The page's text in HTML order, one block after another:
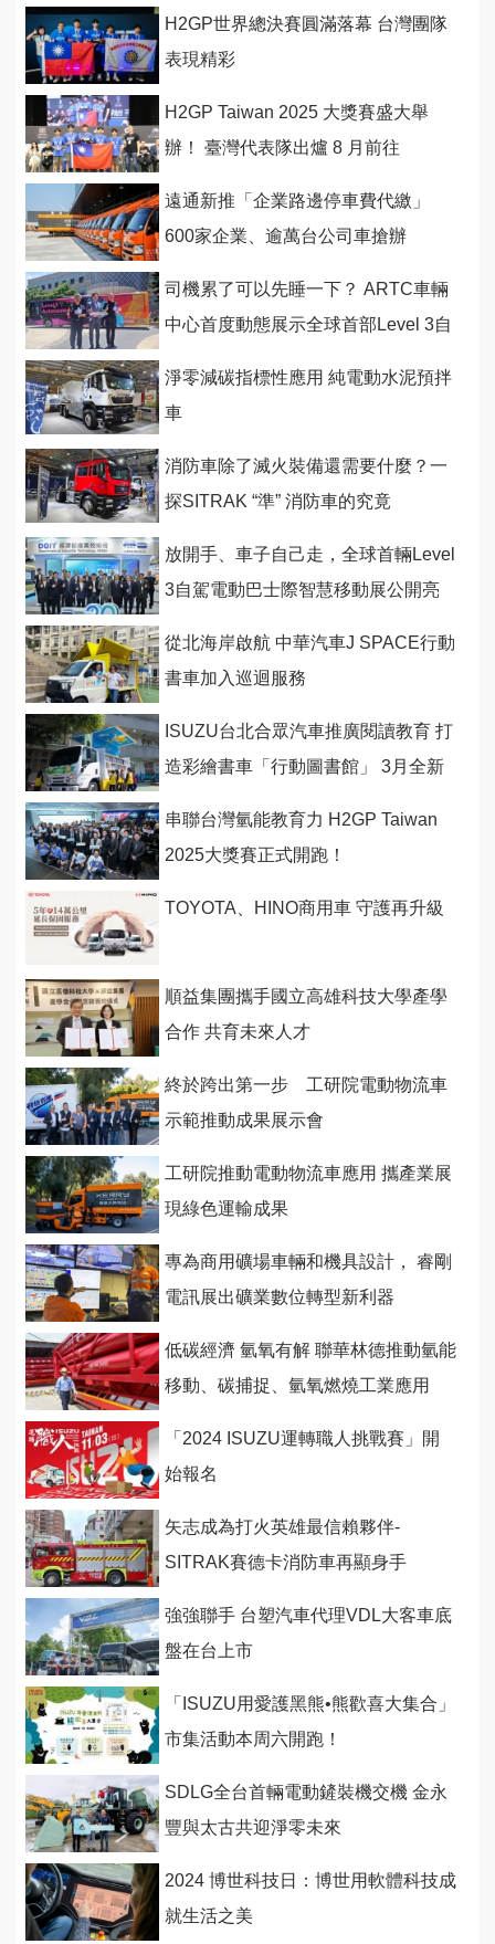
H2GP世界總決賽圓滿落幕 台灣團隊
表現精彩
H2GP Taiwan 2025 大獎賽盛大舉
辦！ 臺灣代表隊出爐 8 月前往
遠通新推「企業路邊停車費代繳」
600家企業、逾萬台公司車搶辦
司機累了可以先睡一下？ ARTC車輛
中心首度動態展示全球首部Level 3自
淨零減碳指標性應用 純電動水泥預拌
車
消防車除了滅火裝備還需要什麼？一
探SITRAK “準” 消防車的究竟
放開手、車子自己走，全球首輛Level
3自駕電動巴士際智慧移動展公開亮
從北海岸啟航 中華汽車J SPACE行動
書車加入巡迴服務
ISUZU台北合眾汽車推廣閱讀教育 打
造彩繪書車「行動圖書館」 3月全新
串聯台灣氫能教育力 H2GP Taiwan
2025大獎賽正式開跑！
TOYOTA、HINO商用車 守護再升級
順益集團攜手國立高雄科技大學產學
合作 共育未來人才
終於跨出第一步 工研院電動物流車
示範推動成果展示會
工研院推動電動物流車應用 攜產業展
現綠色運輸成果
專為商用礦場車輛和機具設計， 睿剛
電訊展出礦業數位轉型新利器
低碳經濟 氫氧有解 聯華林德推動氫能
移動、碳捕捉、氫氧燃燒工業應用
「2024 ISUZU運轉職人挑戰賽」開
始報名
矢志成為打火英雄最信賴夥伴-
SITRAK賽德卡消防車再顯身手
強強聯手 台塑汽車代理VDL大客車底
盤在台上市
「ISUZU用愛護黑熊•熊歡喜大集合」
市集活動本周六開跑！
SDLG全台首輛電動鏟裝機交機 金永
豐與太古共迎淨零未來
2024 博世科技日：博世用軟體科技成
就生活之美